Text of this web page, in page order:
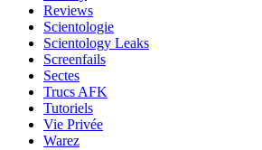
Reviews
Scientologie
Scientology Leaks
Screenfails
Sectes
Trucs AFK
Tutoriels
Vie Privée
Warez